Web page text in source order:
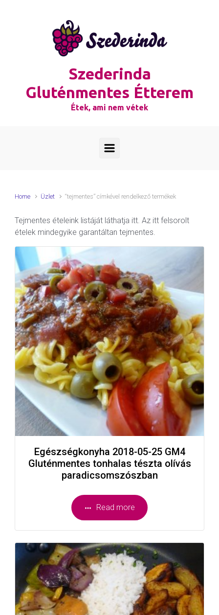
Szederinda
Gluténmentes Étterem
Étek, ami nem vétek
Home Üzlet “tejmentes” címkével rendelkező termékek
Tejmentes ételeink listáját láthatja itt. Az itt felsorolt
ételek mindegyike garantáltan tejmentes.
Egészségkonyha 2018-05-25 GM4
Gluténmentes tonhalas tészta olívás
paradicsomszószban
Read more